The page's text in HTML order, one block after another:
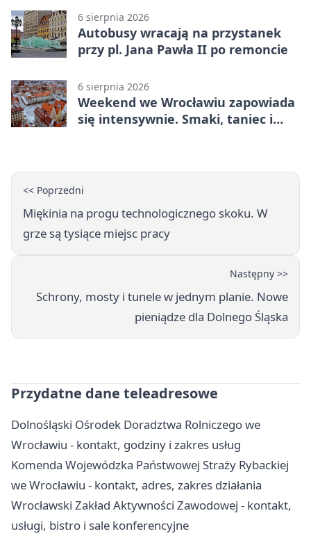
6 sierpnia 2026
Autobusy wracają na przystanek
przy pl. Jana Pawła II po remoncie
6 sierpnia 2026
Weekend we Wrocławiu zapowiada
się intensywnie. Smaki, taniec i
<< Poprzedni
Miękinia na progu technologicznego skoku. W
grze są tysiące miejsc pracy
Następny >>
Schrony, mosty i tunele w jednym planie. Nowe
pieniądze dla Dolnego Śląska
Przydatne dane teleadresowe
Dolnośląski Ośrodek Doradztwa Rolniczego we
Wrocławiu - kontakt, godziny i zakres usług
Komenda Wojewódzka Państwowej Straży Rybackiej
we Wrocławiu - kontakt, adres, zakres działania
Wrocławski Zakład Aktywności Zawodowej - kontakt,
usługi, bistro i sale konferencyjne